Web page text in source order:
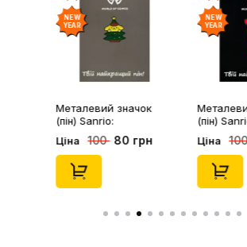
NEW
YEAR
Металевий значок
(пін) Sanrio:
Pompompurin On
Christmass Tree,
(14541)
Ціна 100 80 грн
NEW
YEAR
(пін)
Melody:
Melody,
Ціна 100